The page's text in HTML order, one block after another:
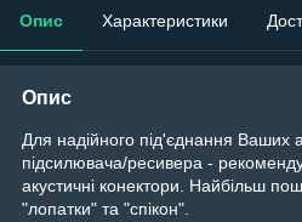
Опис Характеристики
Опис
Для надійного під'єднання Ваших
підсилювача/ресивера -
акустичні конектори. Найбільш
"лопатки" та "спікон".